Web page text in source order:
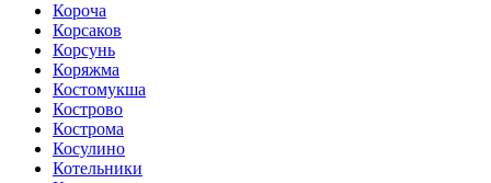
Короча
Корсаков
Корсунь
Коряжма
Костомукша
Кострово
Кострома
Косулино
Котельники